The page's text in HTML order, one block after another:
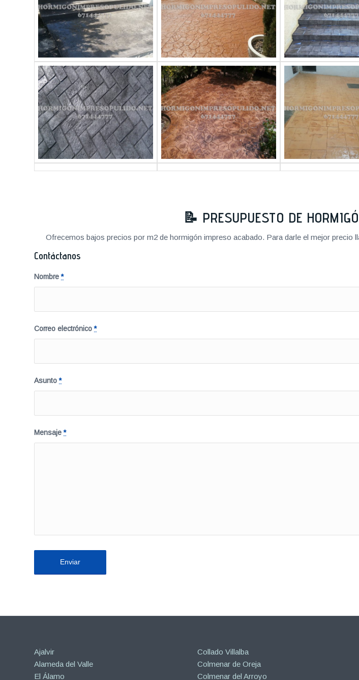
📝 PRESUPUESTO DE
Ofrecemos bajos precios por m2 de hormigón impreso acabado. Para darle el mejor
Contáctanos
Nombre*
Correo electrónico*
Asunto*
Mensaje*
Ajalvir
Alameda del Valle
El Álamo
Collado Villalba
Colmenar de Oreja
Colmenar del Arroyo